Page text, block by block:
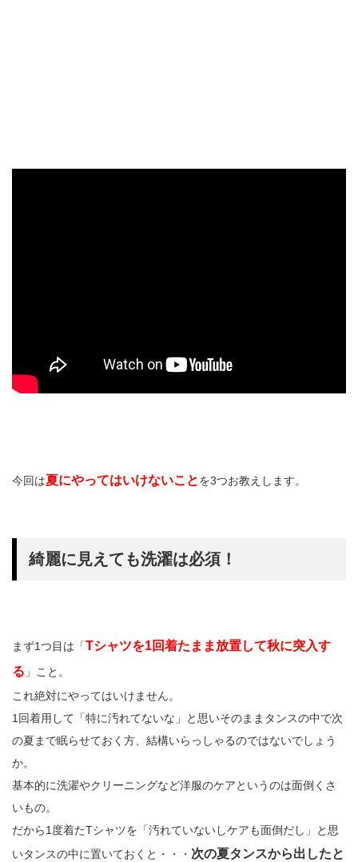
今回は夏にやってはいけないことを3つお教えします。
綺麗に見えても洗濯は必須！
まず1つ目は「Tシャツを1回着たまま放置して秋に突入す
る 」こと。
これ絶対にやってはいけません。
1回着用して「特に汚れてないな」と思いそのままタンスの中で次
の夏まで眠らせておく方、結構いらっしゃるのではないでしょう
か。
基本的に洗濯やクリーニングなど洋服のケアというのは面倒くさ
いもの。
だから1度着たTシャツを「汚れていないしケアも面倒だし」と思
いタンスの中に置いておくと・・・ 次の夏タンスから出したと